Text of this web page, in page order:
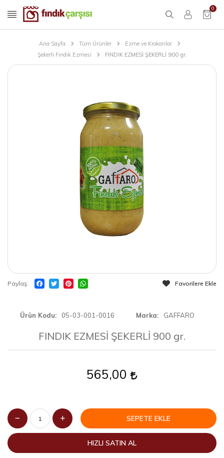
0
Ana Sayfa Tüm Ürünler
Ezme ve Krokanlar
Şekerli Fındık Ezmesi
FINDIK EZMESİ ŞEKERLİ 900 gr.
Paylaş Favorilere Ekle
Ürün Kodu 05-03-001-0016 Marka GAFFARO
FINDIK EZMESİ ŞEKERLİ 900 gr.
565,00
SEPETE EKLE
HIZLI SATIN AL